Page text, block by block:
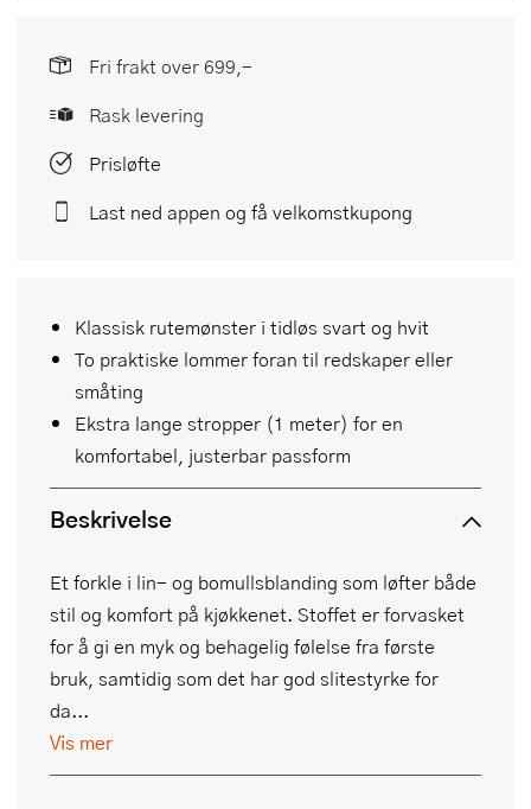
Klassisk rutemønster i tidløs svart og hvit
To praktiske lommer foran til redskaper eller
småting
Ekstra lange stropper (1 meter) for en
komfortabel, justerbar passform
Beskrivelse
Et forkle i lin- og bomullsblanding som løfter både
stil og komfort på kjøkkenet. Stoffet er forvasket
for å gi en myk og behagelig følelse fra første
bruk, samtidig som det har god slitestyrke for
da...
Vis mer
Fri frakt over 699,-
Rask levering
Prisløfte
Last ned appen og få velkomstkupong